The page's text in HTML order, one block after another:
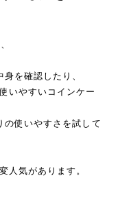
を確認したり、
いやすいコインケー
の使いやすさを試して
人気があります。